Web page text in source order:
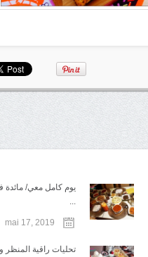
يوم كامل معي/
...
mai 17, 2019
تحليات راقية المنظر